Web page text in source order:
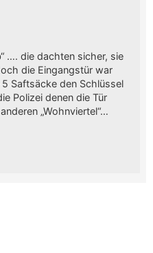
…. die dachten sicher, sie
die Eingangstür war
Saftsäcke den Schlüssel
Polizei denen die Tür
„Wohnviertel“…